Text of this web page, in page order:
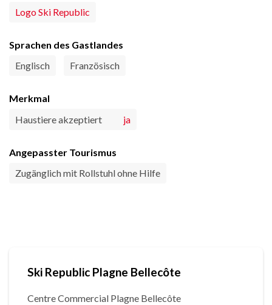
Logo Ski Republic
Sprachen des Gastlandes
Englisch
Französisch
Merkmal
Haustiere akzeptiert
ja
Angepasster Tourismus
Zugänglich mit Rollstuhl ohne Hilfe
Ski Republic Plagne Bellecôte
Centre Commercial Plagne Bellecôte